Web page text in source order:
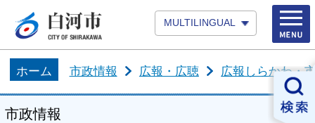
MULTILINGUAL
ホーム 市政情報 広報・広聴 広報しらかわ・
市政情報